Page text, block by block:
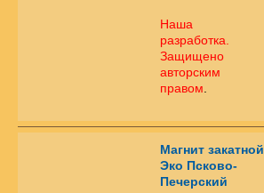
Наша
разработка.
Защищено
авторским
правом
Магнит закатной
Эко Псково-
Печерский